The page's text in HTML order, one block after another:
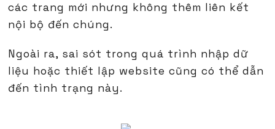
các trang mới nhưng không thêm liên kết
nội bộ đến chúng.
Ngoài ra, sai sót trong quá trình nhập dữ
liệu hoặc thiết lập website cũng có thể dẫn
đến tình trạng này.